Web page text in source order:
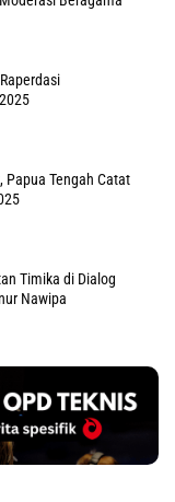
Papua Tengah Catat
Timika di Dialog
Nawipa